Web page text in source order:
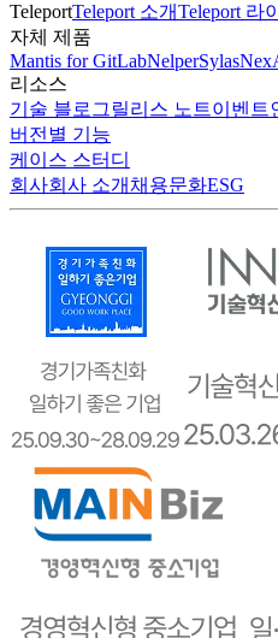
TeleportTeleport 소개Teleport 라
자체 제품
Mantis for GitLabNelperSylas
리소스
기술 블로그 릴리스 노트이벤트
버전별 기능
케이스 스터디
회사회사 소개 채용문화ESG